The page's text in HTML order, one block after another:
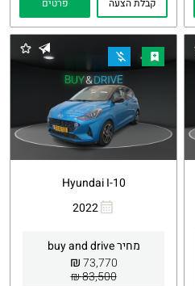
קבלת הצעה פרטים
Hyundai I-10
2022
מחיר buy and drive
73,770
₪
83,500 ₪
Whatsapp